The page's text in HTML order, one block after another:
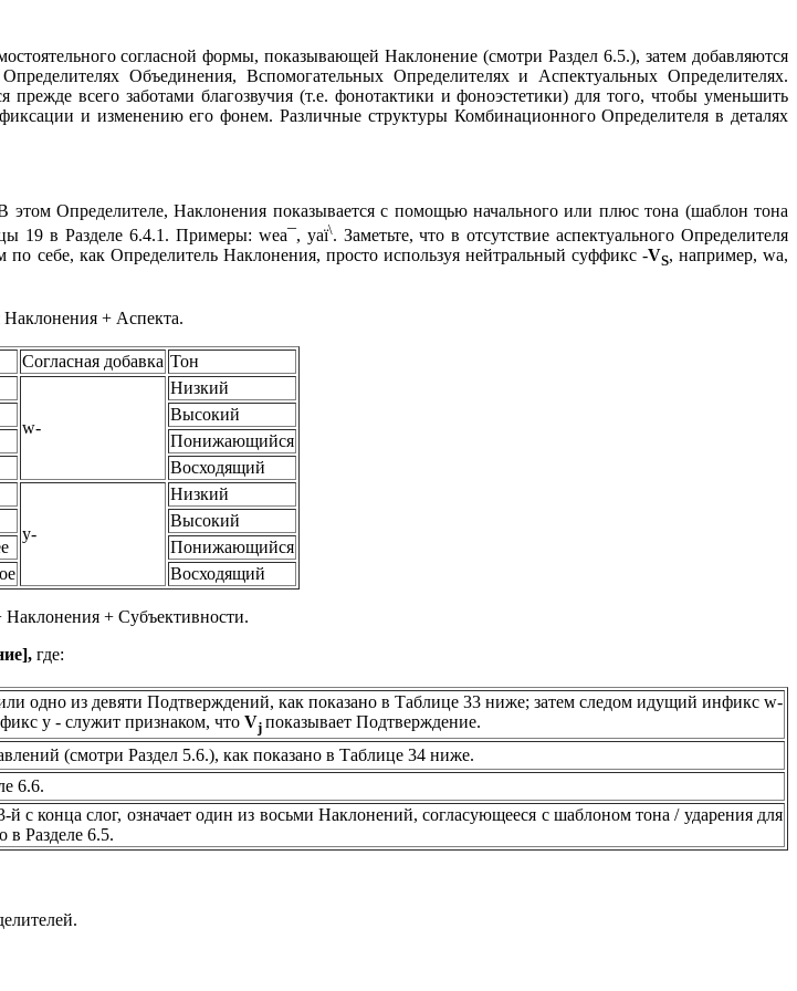
согласной формы, показывающей Наклонение (смотри Раздел 6.5.), затем добавляются
Объединения, Вспомогательных Определителях и Аспектуальных Определителях.
всего заботами благозвучия (т.е. фонотактики и фоноэстетики) для того, чтобы уменьшить
и изменению его фонем. Различные структуры Комбинационного Определителя в деталях
Определителе, Наклонения показывается с помощью начального или плюс тона (шаблон тона
19 в Разделе 6.4.1. Примеры: wea¯, yaï\. Заметьте, что в отсутствие аспектуального Определителя
себе, как Определитель Наклонения, просто используя нейтральный суффикс -VS, например,wa,
+ Аспекта.
Согласная добавка Тон
w-
Низкий
Высокий
Понижающийся
Восходящий
y-
Низкий
Высокий
Понижающийся
Восходящий
+ Субъективности.
], где:
одно из девяти Подтверждений, как показано в Таблице 33 ниже; затем следом идущий инфикс w-
y - служит признаком, что Vj показывает Подтверждение.
(смотри Раздел 5.6.), как показано в Таблице 34 ниже.
6.6.
с конца слог, означает один из восьми Наклонений, согласующееся с шаблоном тона / ударения для
в Разделе 6.5.